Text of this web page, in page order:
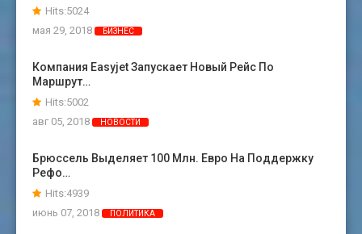
Hits:5024
мая 29, 2018
БИЗНЕС
Компания Easyjet Запускает Новый Рейс По
Маршрут…
Hits:5002
авг 05, 2018
НОВОСТИ
Брюссель Выделяет 100 Млн. Евро На Поддержку
Рефо…
Hits:4939
июнь 07, 2018
ПОЛИТИКА